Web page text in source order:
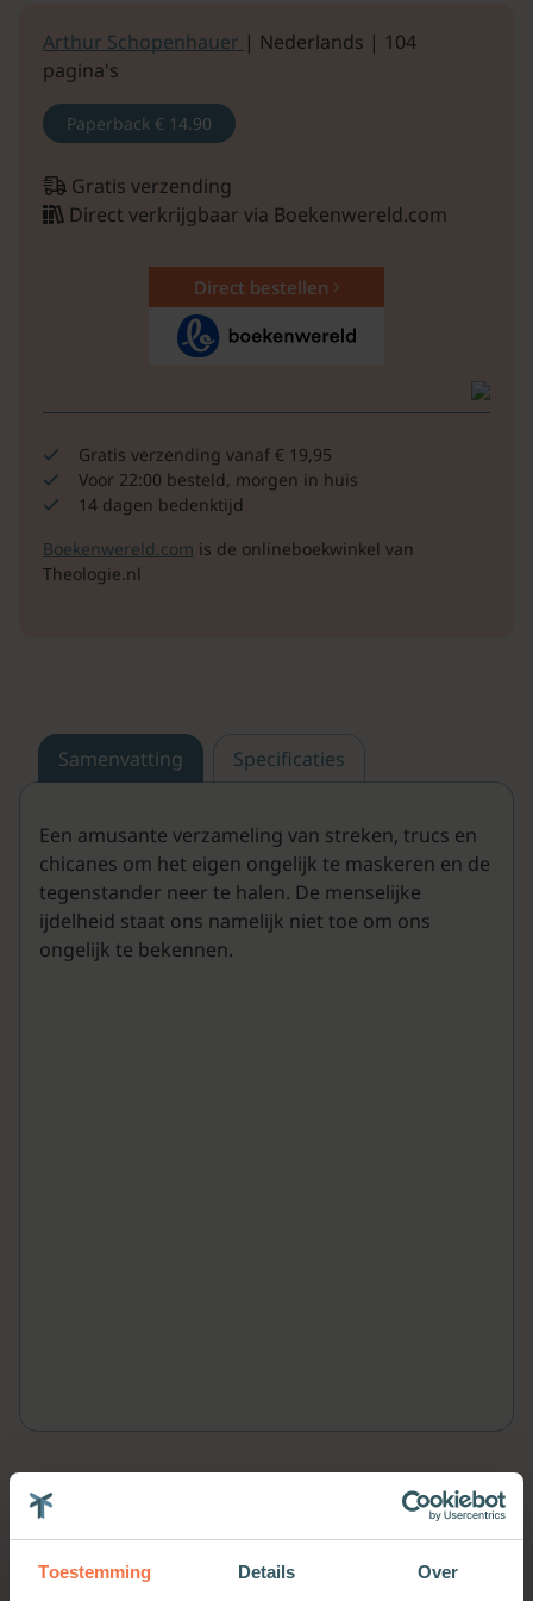
Toestemming Details Over
Arthur Schopenhauer | Nederlands | 104
pagina's
Paperback € 14.90
Gratis verzending
Direct verkrijgbaar via Boekenwereld.com
Direct bestellen
Gratis verzending vanaf € 19,95
Voor 22:00 besteld, morgen in huis
14 dagen bedenktijd
Boekenwereld.com is de onlineboekwinkel van
Theologie.nl
Samenvatting Specificaties
Een amusante verzameling van streken, trucs en
chicanes om het eigen ongelijk te maskeren en de
tegenstander neer te halen. De menselijke
ijdelheid staat ons namelijk niet toe om ons
ongelijk te bekennen.
Meer van deze auteur